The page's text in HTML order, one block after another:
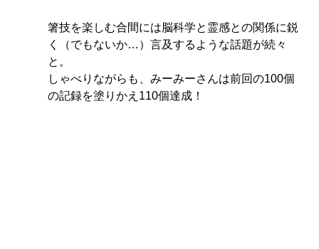
箸技を楽しむ合間には脳科学と霊感との関係に鋭
く（でもないか…）言及するような話題が続々
と。
しゃべりながらも、みーみーさんは前回の100個
の記録を塗りかえ110個達成！